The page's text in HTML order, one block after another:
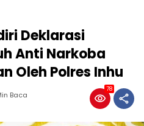
Deklarasi
Anti Narkoba
Oleh Polres Inhu
Baca
78